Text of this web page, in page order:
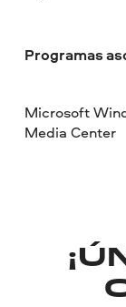
Programas
Microsoft
Media Center